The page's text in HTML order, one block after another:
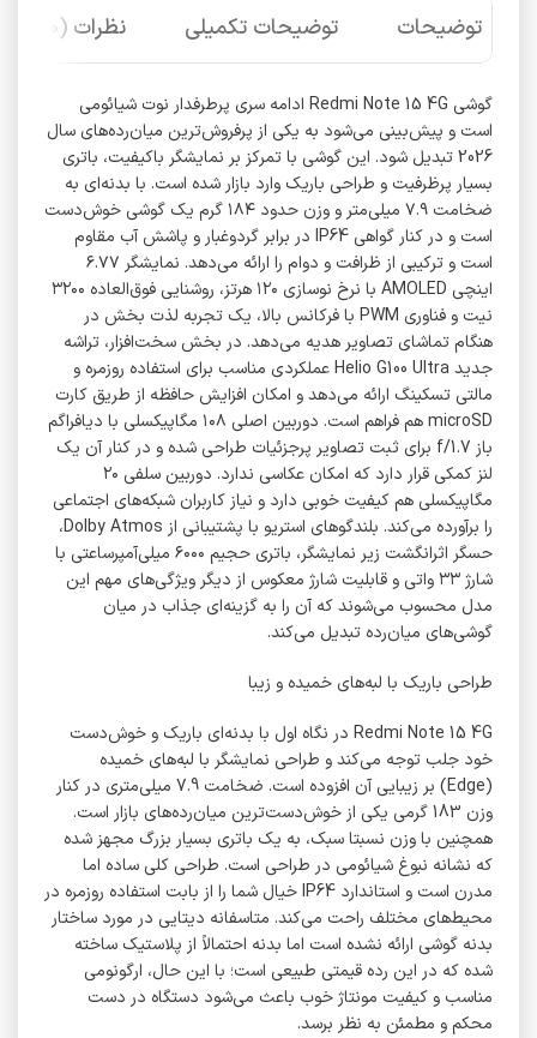
توضیحات توضیحات تکمیلی نظرات (0)
گوشی Redmi Note 15 4G ادامه سری پرطرفدار نوت شیائومی
است و پیش‌بینی می‌شود به یکی از پرفروش‌ترین‌ میان‌رده‌های سال
2026 تبدیل شود. این گوشی با تمرکز بر نمایشگر باکیفیت، باتری
بسیار پرظرفیت و طراحی باریک وارد بازار شده است. با بدنه‌ای به
ضخامت ۷.۹ میلی‌متر و وزن حدود ۱۸۴ گرم یک گوشی خوش‌دست
است و در کنار گواهی IP64 در برابر گردوغبار و پاشش آب مقاوم
است و ترکیبی از ظرافت و دوام را ارائه می‌دهد. نمایشگر ۶.۷۷
اینچی AMOLED با نرخ نوسازی ۱۲۰ هرتز، روشنایی فوق‌العاده ۳۲۰۰
نیت و فناوری PWM با فرکانس بالا، یک تجربه لذت بخش در
هنگام تماشای تصاویر هدیه می‌دهد. در بخش سخت‌افزار، تراشه
جدید Helio G100 Ultra عملکردی مناسب برای استفاده روزمره و
مالتی تسکینگ ارائه می‌دهد و امکان افزایش حافظه از طریق کارت
microSD هم فراهم است. دوربین اصلی ۱۰۸ مگاپیکسلی با دیافراگم
باز f/1.7 برای ثبت تصاویر پرجزئیات طراحی شده و در کنار آن یک
لنز کمکی قرار دارد که امکان عکاسی ندارد. دوربین سلفی ۲۰
مگاپیکسلی هم کیفیت خوبی دارد و نیاز کاربران شبکه‌های اجتماعی
را برآورده می‌کند. بلندگوهای استریو با پشتیبانی از Dolby Atmos،
حسگر اثرانگشت زیر نمایشگر، باتری حجیم ۶۰۰۰ میلی‌آمپرساعتی با
شارژ ۳۳ واتی و قابلیت شارژ معکوس از دیگر ویژگی‌های مهم این
مدل محسوب می‌شوند که آن را به گزینه‌ای جذاب در میان
گوشی‌های میان‌رده تبدیل می‌کند.
طراحی باریک با لبه‌های خمیده و زیبا
Redmi Note 15 4G در نگاه اول با بدنه‌ای باریک و خوش‌دست
خود جلب توجه می‌کند و طراحی نمایشگر با لبه‌های خمیده
(Edge) بر زیبایی آن افزوده است. ضخامت 7.9 میلی‌متری در کنار
وزن 183 گرمی یکی از خوش‌دست‌ترین میان‌رده‌های بازار است.
همچنین با وزن نسبتا سبک، به یک باتری بسیار بزرگ مجهز شده
که نشانه نبوغ شیائومی در طراحی است. طراحی کلی ساده اما
مدرن است و استاندارد IP64 خیال شما را از بابت استفاده روزمره در
محیط‌های مختلف راحت می‌کند. متاسفانه دیتایی در مورد ساختار
بدنه گوشی ارائه نشده است اما بدنه احتمالاً از پلاستیک ساخته
شده که در این رده قیمتی طبیعی است؛ با این حال، ارگونومی
مناسب و کیفیت مونتاژ خوب باعث می‌شود دستگاه در دست
محکم و مطمئن به نظر برسد.